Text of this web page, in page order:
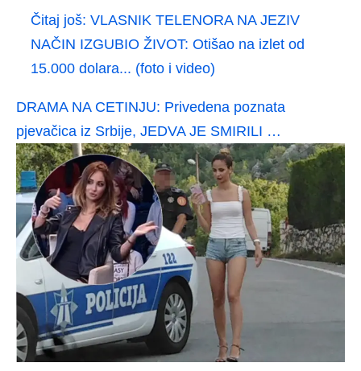
Čitaj još: VLASNIK TELENORA NA JEZIV
NAČIN IZGUBIO ŽIVOT: Otišao na izlet od
15.000 dolara... (foto i video)
DRAMA NA CETINJU: Privedena poznata
pjevačica iz Srbije, JEDVA JE SMIRILI …